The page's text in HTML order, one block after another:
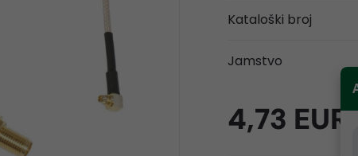
Kataloški broj
Jamstvo
4,73 EUR